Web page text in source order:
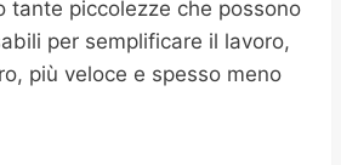
tante piccolezze che possono
per semplificare il lavoro,
più veloce e spesso meno